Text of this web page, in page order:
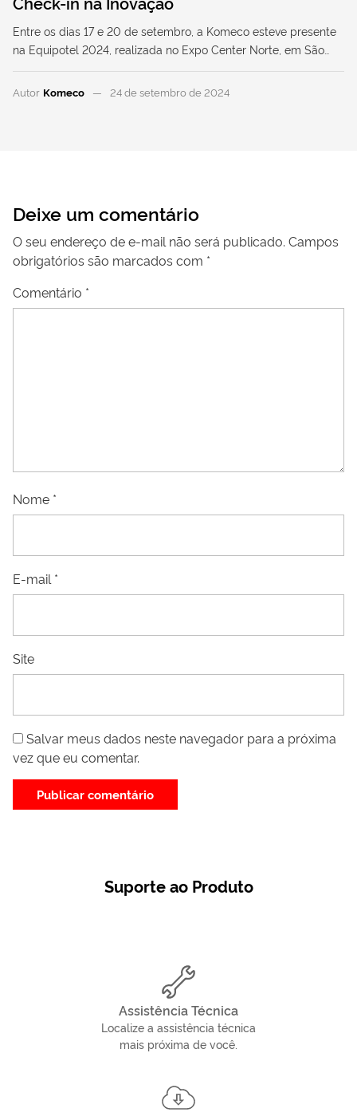
Entre os dias 17 e 20 de setembro, a Komeco esteve presente
na Equipotel 2024, realizada no Expo Center Norte, em São…
Autor Komeco 24 de setembro de 2024
Deixe um comentário
O seu endereço de e-mail não será publicado. Campos
obrigatórios são marcados com *
Comentário *
Nome *
E-mail *
Site
Salvar meus dados neste navegador para a próxima
vez que eu comentar.
Suporte ao Produto
Assistência Técnica
Localize a assistência técnica
mais próxima de você.